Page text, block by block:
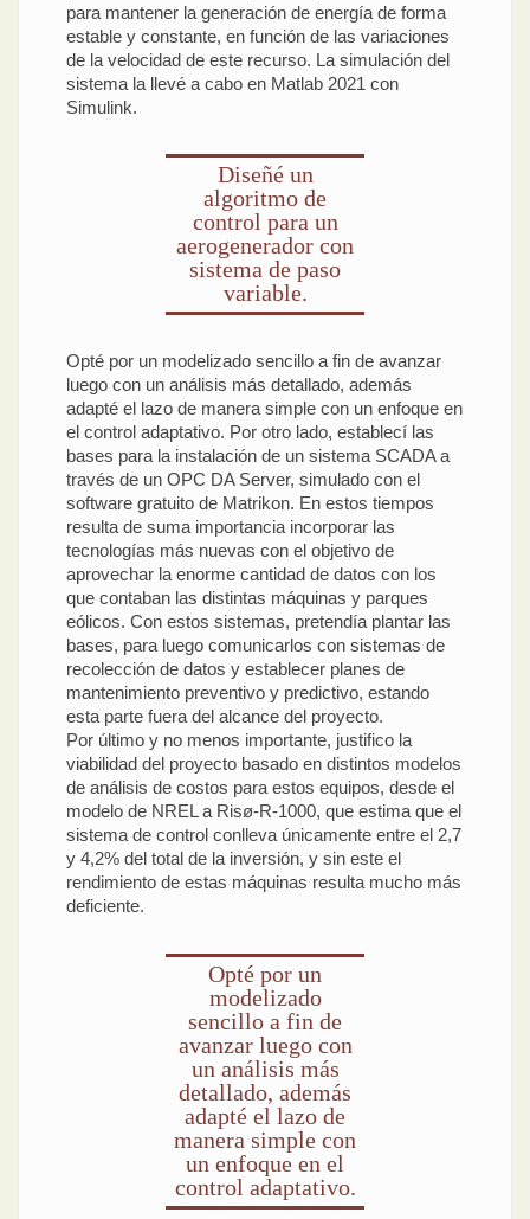
para mantener la generación de energía de forma
estable y constante, en función de las variaciones
de la velocidad de este recurso. La simulación del
sistema la llevé a cabo en Matlab 2021 con
Simulink.
Diseñé un
algoritmo de
control para un
aerogenerador con
sistema de paso
variable.
Opté por un modelizado sencillo a fin de avanzar
luego con un análisis más detallado, además
adapté el lazo de manera simple con un enfoque en
el control adaptativo. Por otro lado, establecí las
bases para la instalación de un sistema SCADA a
través de un OPC DA Server, simulado con el
software gratuito de Matrikon. En estos tiempos
resulta de suma importancia incorporar las
tecnologías más nuevas con el objetivo de
aprovechar la enorme cantidad de datos con los
que contaban las distintas máquinas y parques
eólicos. Con estos sistemas, pretendía plantar las
bases, para luego comunicarlos con sistemas de
recolección de datos y establecer planes de
mantenimiento preventivo y predictivo, estando
esta parte fuera del alcance del proyecto.
Por último y no menos importante, justifico la
viabilidad del proyecto basado en distintos modelos
de análisis de costos para estos equipos, desde el
modelo de NREL a Risø-R-1000, que estima que el
sistema de control conlleva únicamente entre el 2,7
y 4,2% del total de la inversión, y sin este el
rendimiento de estas máquinas resulta mucho más
deficiente.
Opté por un
modelizado
sencillo a fin de
avanzar luego con
un análisis más
detallado, además
adapté el lazo de
manera simple con
un enfoque en el
control adaptativo.